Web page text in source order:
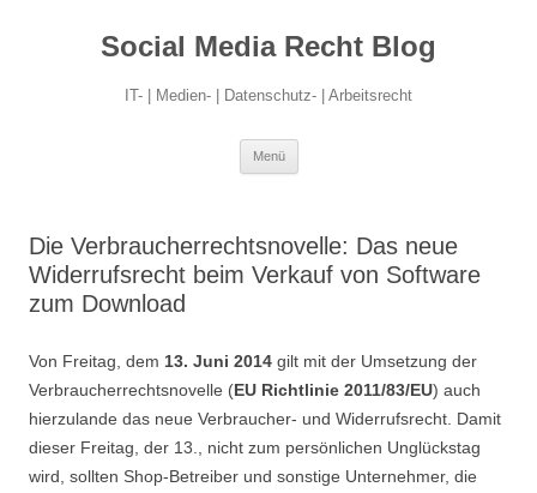
Social Media Recht Blog
IT- | Medien- | Datenschutz- | Arbeitsrecht
Menü
Die Verbraucherrechtsnovelle: Das neue
Widerrufsrecht beim Verkauf von Software
zum Download
Von Freitag, dem 13. Juni 2014 gilt mit der Umsetzung der
Verbraucherrechtsnovelle (EU Richtlinie 2011/83/EU) auch
hierzulande das neue Verbraucher- und Widerrufsrecht. Damit
dieser Freitag, der 13., nicht zum persönlichen Unglückstag
wird, sollten Shop-Betreiber und sonstige Unternehmer, die